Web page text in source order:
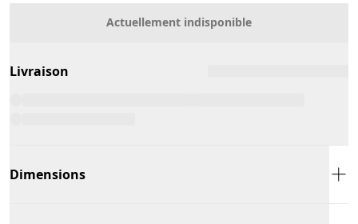
Actuellement indisponible
Livraison
Dimensions